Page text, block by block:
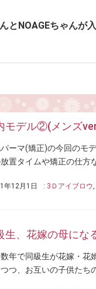
とNOAGEちゃんが
モデル②(メンズ
パーマ(矯正)の今回のモ
置タイムや矯正の仕方
年12月1日 : 3Ｄアイブロウ
生、花嫁の母にな
数年で同級生が花嫁・花
つ、お互いの子供たち